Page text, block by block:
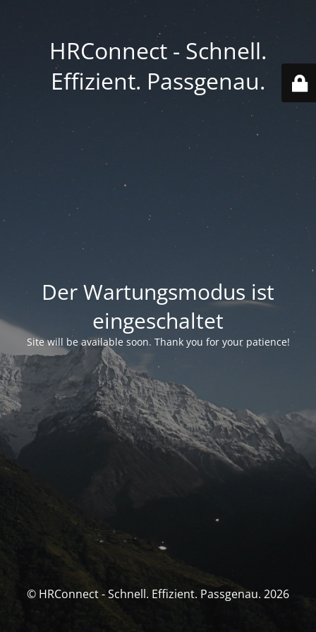
HRConnect - Schnell.
Effizient. Passgenau.
Der Wartungsmodus ist
eingeschaltet
Site will be available soon. Thank you for your patience!
© HRConnect - Schnell. Effizient. Passgenau. 2026